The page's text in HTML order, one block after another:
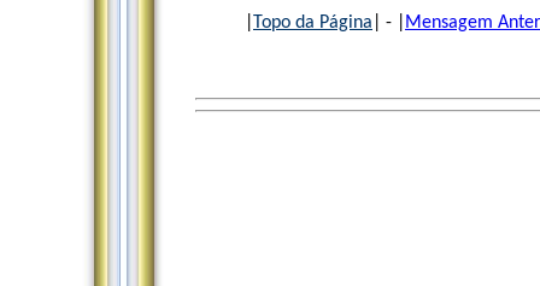
Topo da Página | - | Mensagem